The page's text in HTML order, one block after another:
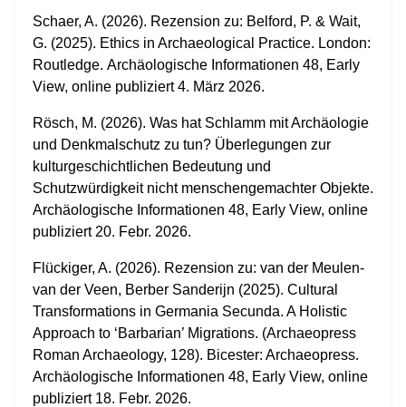
Schaer, A. (2026). Rezension zu: Belford, P. & Wait,
G. (2025). Ethics in Archaeological Practice. London:
Routledge. Archäologische Informationen 48, Early
View, online publiziert 4. März 2026.
Rösch, M. (2026). Was hat Schlamm mit Archäologie
und Denkmalschutz zu tun? Überlegungen zur
kulturgeschichtlichen Bedeutung und
Schutzwürdigkeit nicht menschengemachter Objekte.
Archäologische Informationen 48, Early View, online
publiziert 20. Febr. 2026.
Flückiger, A. (2026). Rezension zu: van der Meulen-
van der Veen, Berber Sanderijn (2025). Cultural
Transformations in Germania Secunda. A Holistic
Approach to ‘Barbarian’ Migrations. (Archaeopress
Roman Archaeology, 128). Bicester: Archaeopress.
Archäologische Informationen 48, Early View, online
publiziert 18. Febr. 2026.